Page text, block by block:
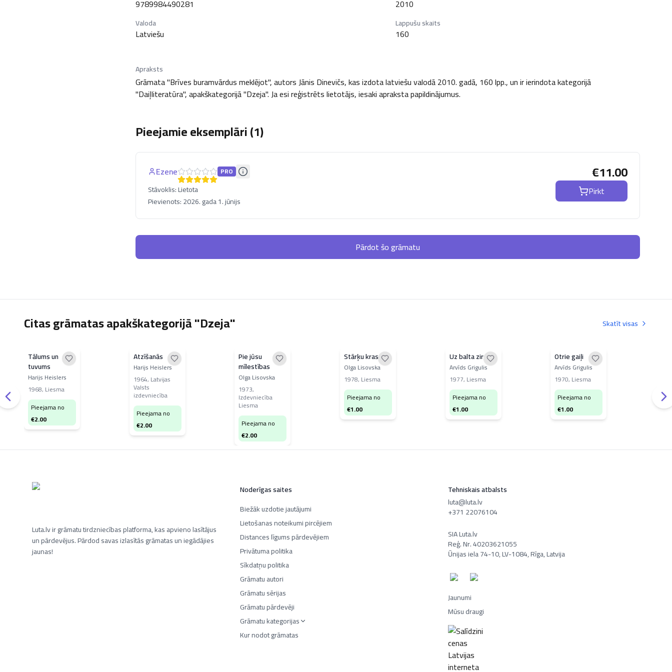
9789984490281 2010
Valoda
Latviešu
Lappušu skaits
160
Apraksts
Grāmata "Brīves buramvārdus meklējot", autors Jānis Dinevičs, kas izdota latviešu valodā 2010. gadā, 160 lpp., un ir ierindota kategorijā
"Daiļliteratūra", apakškategorijā "Dzeja". Ja esi reģistrēts lietotājs, iesaki apraksta papildinājumus.
Pieejamie eksemplāri (1)
Ezene PRO
Stāvoklis:Lietota
Pievienots:2026. gada 1. jūnijs
€11.00
Pirkt
Pārdot šo grāmatu
Citas grāmatas apakškategorijā "Dzeja" Skatīt visas
Tālums un
tuvums
Harijs Heislers
1968, Liesma
Pieejama no
€2.00
Atzīšanās
Harijs Heislers
1964, Latvijas
Valsts
izdevniecība
Pieejama no
€2.00
Pie jūsu
mīlestības
Olga Lisovska
1973,
Izdevniecība
Liesma
Pieejama no
€2.00
Stārķu krasts
Olga Lisovska
1978, Liesma
Pieejama no
€1.00
Uz balta zirga
Arvīds Grigulis
1977, Liesma
Pieejama no
€1.00
Otrie gaiļi
Arvīds Grigulis
1970, Liesma
Pieejama no
€1.00
Luta.lv ir grāmatu tirdzniecības platforma, kas apvieno lasītājus
un pārdevējus. Pārdod savas izlasītās grāmatas un iegādājies
jaunas!
Noderīgas saites
Biežāk uzdotie jautājumi
Lietošanas noteikumi pircējiem
Distances līgums pārdevējiem
Privātuma politika
Sīkdatņu politika
Grāmatu autori
Grāmatu sērijas
Grāmatu pārdevēji
Grāmatu kategorijas
Kur nodot grāmatas
Tehniskais atbalsts
luta@luta.lv
+371 22076104
SIA Luta.lv
Reģ. Nr. 40203621055
Ūnijas iela 74-10, LV-1084, Rīga, Latvija
Jaunumi
Mūsu draugi